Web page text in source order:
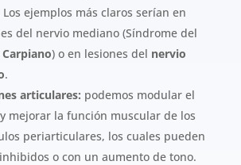
ejemplos más claros serían en
del nervio mediano (Síndrome del
) o en lesiones del nervio
.
articulares: podemos modular el
mejorar la función muscular de los
periarticulares, los cuales pueden
o con un aumento de tono.